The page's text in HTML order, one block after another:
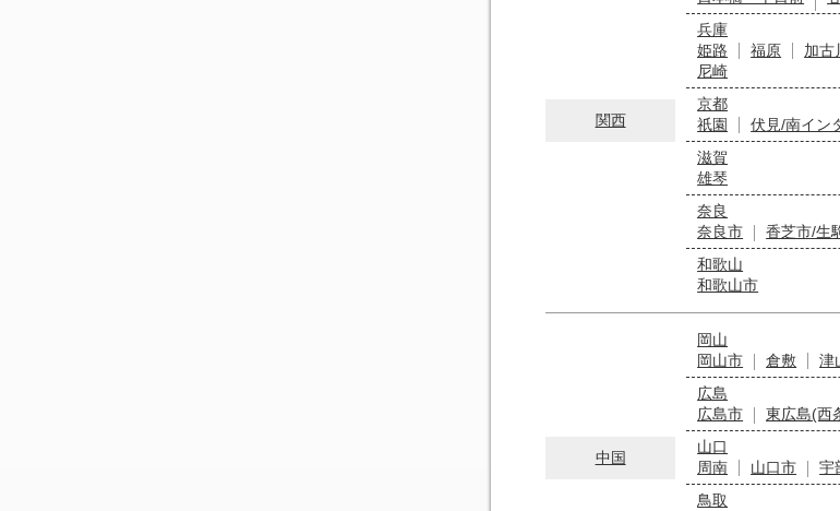
関西
兵庫
姫路
福原 加古
尼崎
京都
祇園
伏見/南イン
滋賀
雄琴
奈良
奈良市
香芝市/生
和歌山
和歌山市
中国
岡山
岡山市
倉敷
津
広島
広島市
東広島(西
山口
周南
山口市 宇
鳥取